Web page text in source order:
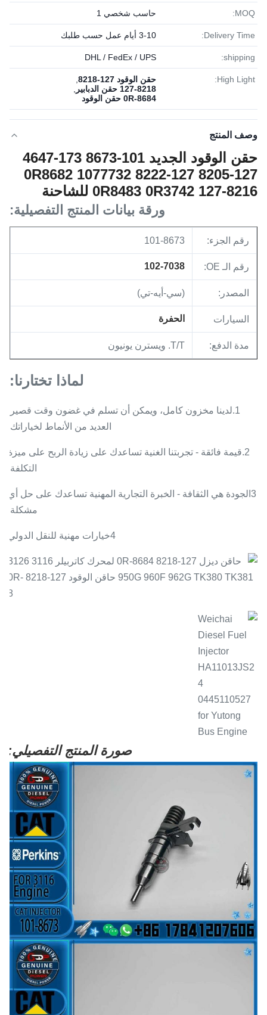
MOQ: حاسب شخصي 1
Delivery Time: 3-10 أيام عمل حسب طلبك
shipping:
DHL / FedEx / UPS
High Light: حقن الوقود 127-8218
127-8218 حقن الدبابير
0R-8684 حقن الوقود
وصف المنتج
حقن الوقود الجديد 101-8673 173-4647
127-8205 127-8222 1077732 0R8682
0R8483 0R3742 127-8216 للشاحنة
ورقة بيانات المنتج التفصيلية:
رقم الجزء: 101-8673
رقم الـ OE: 102-7038
المصدر: (سي-أيه-تي)
السيارات الحفرة
مدة الدفع: T/T. ويسترن يونيون
لماذا تختارنا:
1.لدينا مخزون كامل، ويمكن أن تسلم في غضون وقت قصير.
العديد من الأنماط لخياراتك.
2.قيمة فائقة - تجربتنا الغنية تساعدك على زيادة الربح على ميزة
التكلفة.
3الجودة هي الثقافة - الخبرة التجارية المهنية تساعدك على حل أي
مشكلة.
4خيارات مهنية للنقل الدولي
صورة المنتج التفصيلي: